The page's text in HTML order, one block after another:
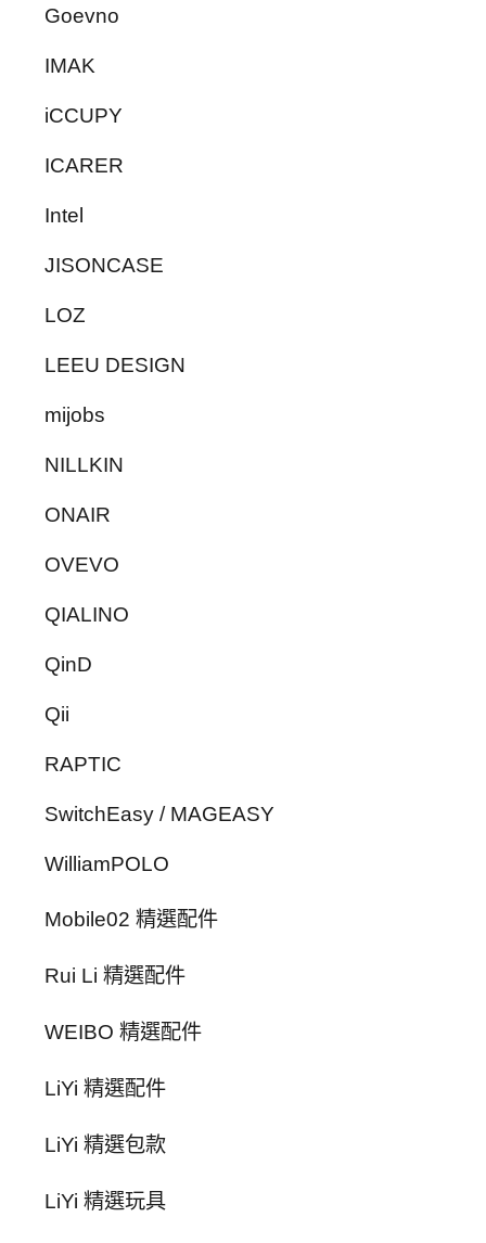
Goevno
IMAK
iCCUPY
ICARER
Intel
JISONCASE
LOZ
LEEU DESIGN
mijobs
NILLKIN
ONAIR
OVEVO
QIALINO
QinD
Qii
RAPTIC
SwitchEasy / MAGEASY
WilliamPOLO
Mobile02 精選配件
Rui Li 精選配件
WEIBO 精選配件
LiYi 精選配件
LiYi 精選包款
LiYi 精選玩具